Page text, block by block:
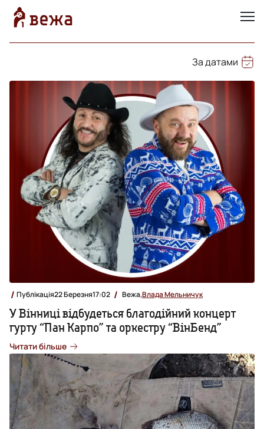
За датами
Публікація22 Березня17:02 Вежа,Влада Мельничук
У Вінниці відбудеться благодійний концерт
гурту “Пан Карпо” та оркестру “ВінБенд”
Читати більше